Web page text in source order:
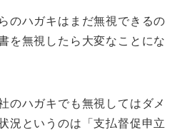
のハガキはまだ無視できるの
を無視したら大変なことにな
のハガキでも無視してはダメ
況というのは「支払督促申立